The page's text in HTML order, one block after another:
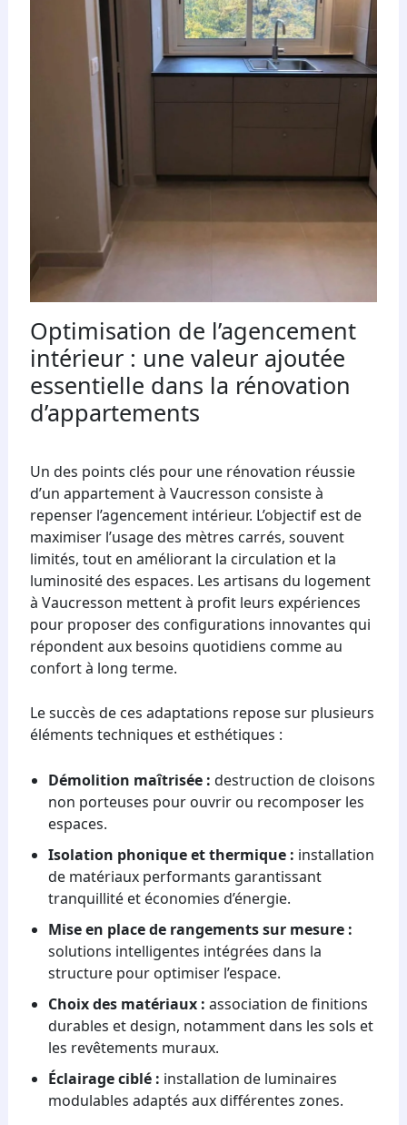
Optimisation de l’agencement
intérieur : une valeur ajoutée
essentielle dans la rénovation
d’appartements
Un des points clés pour une rénovation réussie
d’un appartement à Vaucresson consiste à
repenser l’agencement intérieur. L’objectif est de
maximiser l’usage des mètres carrés, souvent
limités, tout en améliorant la circulation et la
luminosité des espaces. Les artisans du logement
à Vaucresson mettent à profit leurs expériences
pour proposer des configurations innovantes qui
répondent aux besoins quotidiens comme au
confort à long terme.
Le succès de ces adaptations repose sur plusieurs
éléments techniques et esthétiques :
Démolition maîtrisée : destruction de cloisons
non porteuses pour ouvrir ou recomposer les
espaces.
Isolation phonique et thermique : installation
de matériaux performants garantissant
tranquillité et économies d’énergie.
Mise en place de rangements sur mesure :
solutions intelligentes intégrées dans la
structure pour optimiser l’espace.
Choix des matériaux : association de finitions
durables et design, notamment dans les sols et
les revêtements muraux.
Éclairage ciblé : installation de luminaires
modulables adaptés aux différentes zones.